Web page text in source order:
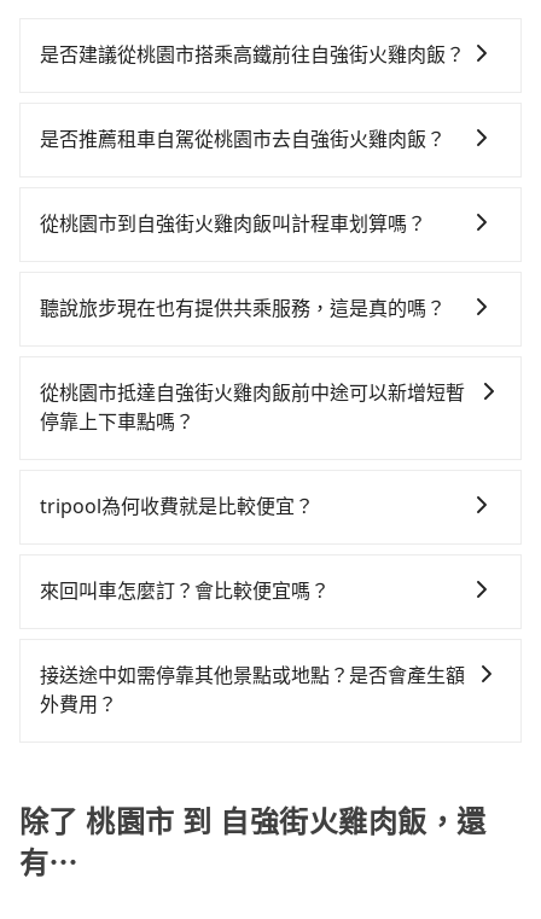
是否建議從桃園市搭乘高鐵前往自強街火雞肉飯？
時、較貴！從最早06:49一直到22:35，桃園-左營一天最
20分鐘。抵達高鐵站後，步行進站、現場購票並於月台
元，再用10分鐘出站、等待車站前排班的計程車，搭上
20分鐘，假設4位同行，高鐵加轉乘之平均每人花費為
1,680元。但如果全程使用tripool並到府專車接送，則
約480元的交通費，所以對於不是這麼趕時間的人來說，
50%的交通費用。
是否推薦租車自駕從桃園市去自強街火雞肉飯？
在車上休息，那在桃園市大園區有約25間租車車行，比
Tiida，一天租金約$1,500，九人座如Hyundai Starex
元）、保險費、罰單另計多數租車合約上都會載明每日
里程限定200~400公里，超過還會額外加收100~2,000
自強街火雞肉飯，預計的小轎車花費為$4,500或九人座
方便。再者，租車地點可能離你的住家/辦公室/起點還有
查，甚至還要先自行加滿油，如遇到不肖業者，還車時
可能遭遇各種莫名理由而被額外收費，風險可謂不小。
從桃園市到自強街火雞肉飯叫計程車划算嗎？
灣大車隊、Uber、Line Taxi、Yoxi等，如果在路邊攔不
叫車看看。依照里程跳錶計算，價格約為8,685~10,400
元間，但如改預約tripool可省高達$4,200。但如果要考
的310倍。綜合以上，無論在價格或服務品質上，
聽說旅步現在也有提供共乘服務，這是真的嗎？
保證出車的共乘服務，不用再擔心人少不成團問題，還
能到府接送，機場、通勤共乘、大型活動接送都適合！
從桃園市抵達自強街火雞肉飯前中途可以新增短暫
停靠上下車點嗎？
前往自強街火雞肉飯的途中可備註加點。每個加點位
間，收取額外費用是必要的補償。
tripool為何收費就是比較便宜？
一次使用tripool的會擔心價格比市價便宜不少，是不是
淘汰顧客評分較低的司機，且車輛均要求5年內新車，司
機也絕對不會在車內吸煙，於新冠肺炎期間也絕對全程
在成本的控制，更是在傳統旺季（年假、端午、中秋、
雙十等）能用更少的司機來服務更多的旅客，意味著使
用到不熟悉的司機或者轉單給其他車行的情況比同行更
來回叫車怎麼訂？會比較便宜嗎？
趟車的資訊，所以如果需要來回叫車，請分兩筆訂單預
定。至於價格已經市場最優惠，並無特別針對來回車趟
接送途中如需停靠其他景點或地點？是否會產生額
外費用？
公里內，需額外支付 200 元，且每個點最多停留 5 分
鐘。加點費用可以在乘車當天下車前給司機現付。如果
您選擇「計時包車」，中途需要加點停靠，則不需要額
除了 桃園市 到 自強街火雞肉飯，還
有⋯